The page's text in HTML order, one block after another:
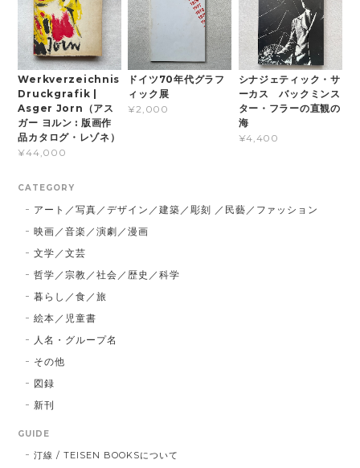
Werkverzeichnis
Druckgrafik |
Asger Jorn（アス
ガー ヨルン : 版画作
品カタログ・レゾネ）
¥44,000
ドイツ70年代グラフ
ィック展
¥2,000
シナジェティック・サ
ーカス バックミンス
ター・フラーの直観の
海
¥4,400
CATEGORY
アート／写真／デザイン／建築／彫刻 ／民藝／ファッション
映画／音楽／演劇／漫画
文学／文芸
哲学／宗教／社会／歴史／科学
暮らし／食／旅
絵本／児童書
人名・グループ名
その他
図録
新刊
GUIDE
汀線 / TEISEN BOOKSについて